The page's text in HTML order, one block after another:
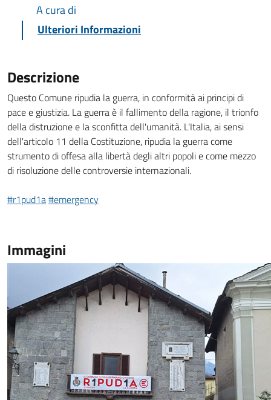
A cura di
Ulteriori Informazioni
Descrizione
Questo Comune ripudia la guerra, in conformità ai principi di
pace e giustizia. La guerra è il fallimento della ragione, il trionfo
della distruzione e la sconfitta dell'umanità. L'Italia, ai sensi
dell'articolo 11 della Costituzione, ripudia la guerra come
strumento di offesa alla libertà degli altri popoli e come mezzo
di risoluzione delle controversie internazionali.
#r1pud1a#emergency
Immagini